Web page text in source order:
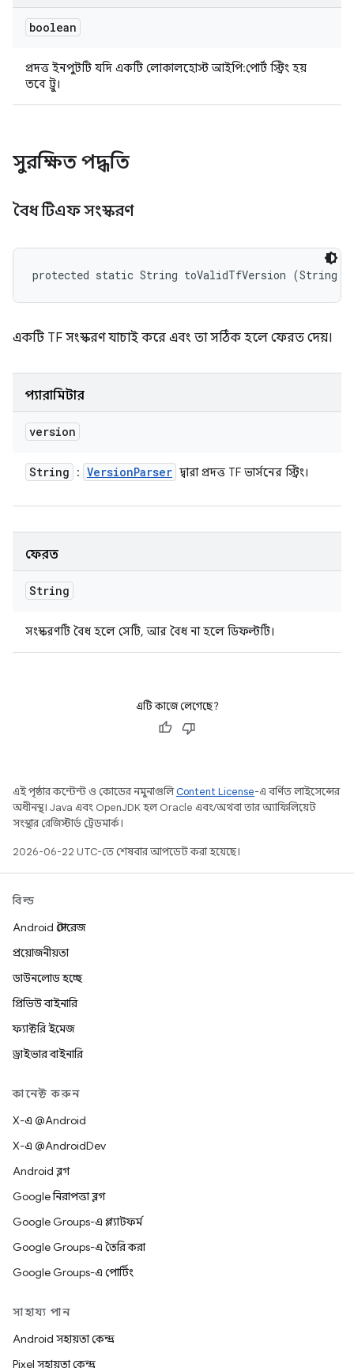
boolean
প্রদত্ত ইনপুটটি যদি একটি লোকালহোস্ট আইপি:পোর্ট স্ট্রিং হয়
তবে ট্রু।
সুরক্ষিত পদ্ধতি
বৈধ টিএফ সংস্করণ
protected static String toValidTfVersion (String
একটি TF সংস্করণ যাচাই করে এবং তা সঠিক হলে ফেরত দেয়।
প্যারামিটার
version
String : VersionParser দ্বারা প্রদত্ত TF ভার্সনের স্ট্রিং।
ফেরত
String
সংস্করণটি বৈধ হলে সেটি, আর বৈধ না হলে ডিফল্টটি।
এটি কাজে লেগেছে?
এই পৃষ্ঠার কন্টেন্ট ও কোডের নমুনাগুলিContent License-এ বর্ণিত লাইসেন্সের
অধীনস্থ। Java এবং OpenJDK হল Oracle এবং/অথবা তার অ্যাফিলিয়েট
সংস্থার রেজিস্টার্ড ট্রেডমার্ক।
2026-06-22 UTC-তে শেষবার আপডেট করা হয়েছে।
বিল্ড
Android স্টোরেজ
প্রয়োজনীয়তা
ডাউনলোড হচ্ছে
প্রিভিউ বাইনারি
ফ্যাক্টরি ইমেজ
ড্রাইভার বাইনারি
কানেক্ট করুন
X-এ @Android
X-এ @AndroidDev
Android ব্লগ
Google নিরাপত্তা ব্লগ
Google Groups-এ প্ল্যাটফর্ম
Google Groups-এ তৈরি করা
Google Groups-এ পোর্টিং
সাহায্য পান
Android সহায়তা কেন্দ্র
Pixel সহায়তা কেন্দ্র